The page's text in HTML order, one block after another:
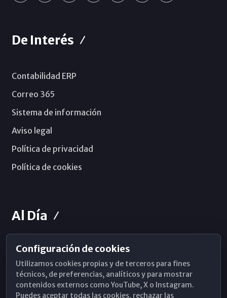
De Interés
Contabilidad ERP
Correo 365
Sistema de información
Aviso legal
Política de privacidad
Política de cookies
Al Día
Horarios de Misa
Hemeroteca
WhatsApp
Configuración de cookies
Utilizamos cookies propias y de terceros para fines
técnicos, de preferencias, analíticos y para mostrar
contenidos externos como YouTube, X o Instagram.
Puedes aceptar todas las cookies, rechazar las